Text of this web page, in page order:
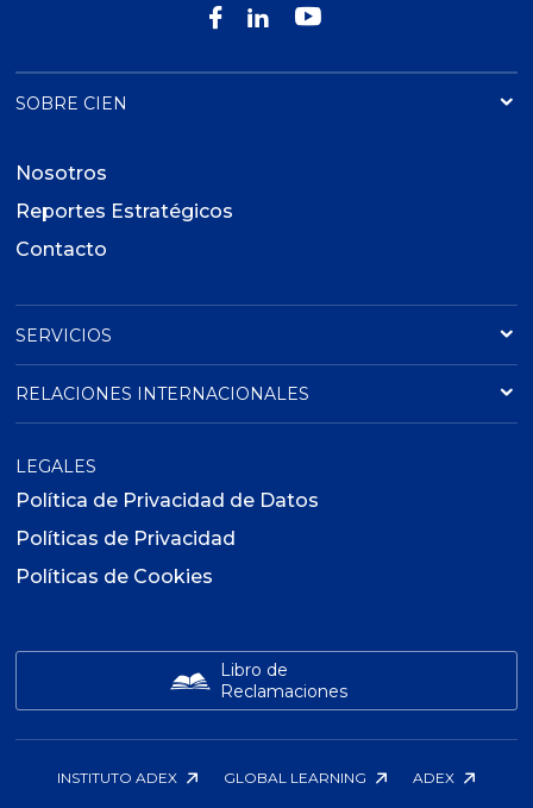
SOBRE CIEN
Nosotros
Reportes Estratégicos
Contacto
SERVICIOS
RELACIONES INTERNACIONALES
LEGALES
Política de Privacidad de Datos
Políticas de Privacidad
Políticas de Cookies
Libro de
Reclamaciones
INSTITUTO ADEX GLOBAL LEARNING ADEX